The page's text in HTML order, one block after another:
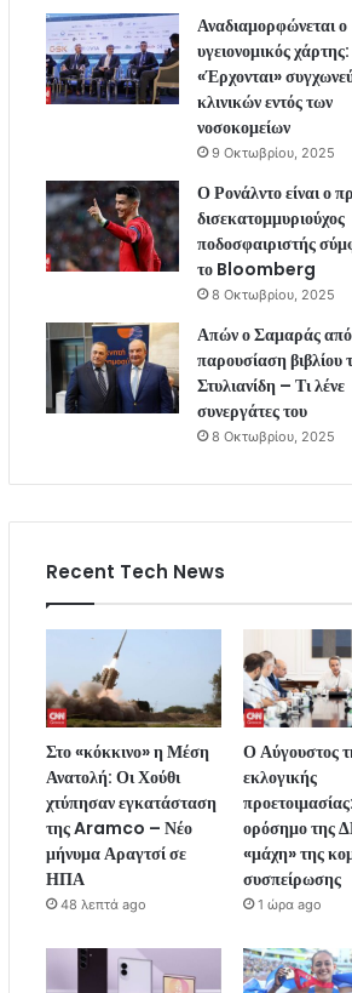
Αναδιαμορφώνεται ο
υγειονομικός χάρτης:
«Έρχονται»
κλινικών εντός των
νοσοκομείων
9 Οκτωβρίου, 2025
Ο Ρονάλντο είναι ο
δισεκατομμυριούχος
ποδοσφαιριστής
το Bloomberg
8 Οκτωβρίου, 2025
Απών ο Σαμαράς
παρουσίαση βιβλίου
Στυλιανίδη – Τι λένε
συνεργάτες του
8 Οκτωβρίου, 2025
Recent Tech News
Στο «κόκκινο» η Μέση
Ανατολή: Οι Χούθι
χτύπησαν εγκατάσταση
της Aramco – Νέο
μήνυμα Αραγτσί σε
ΗΠΑ
48 λεπτά ago
Ο Αύγουστος
εκλογικής
ορόσημο της
«μάχη» της
συσπείρωσης
1 ώρα ago